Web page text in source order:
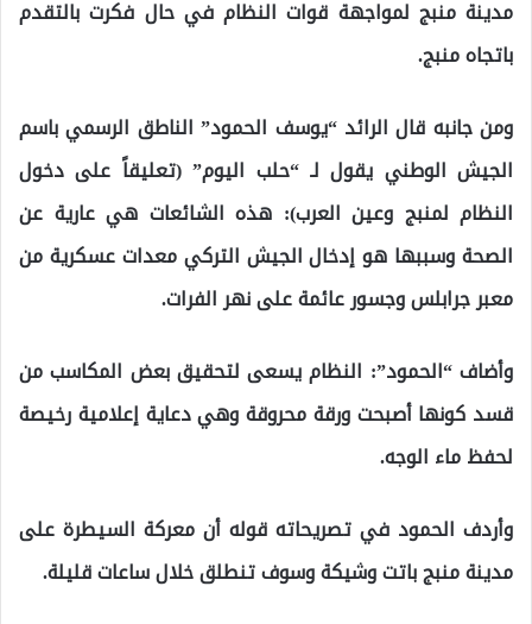
مدينة منبج لمواجهة قوات النظام في حال فكرت بالتقدم
باتجاه منبج.
ومن جانبه قال الرائد “يوسف الحمود” الناطق الرسمي باسم
الجيش الوطني يقول لـ “حلب اليوم” (تعليقاً على دخول
النظام لمنبج وعين العرب): هذه الشائعات هي عارية عن
الصحة وسببها هو إدخال الجيش التركي معدات عسكرية من
معبر جرابلس وجسور عائمة على نهر الفرات.
وأضاف “الحمود”: النظام يسعى لتحقيق بعض المكاسب من
قسد كونها أصبحت ورقة محروقة وهي دعاية إعلامية رخيصة
لحفظ ماء الوجه.
وأردف الحمود في تصريحاته قوله أن معركة السيطرة على
مدينة منبج باتت وشيكة وسوف تنطلق خلال ساعات قليلة.